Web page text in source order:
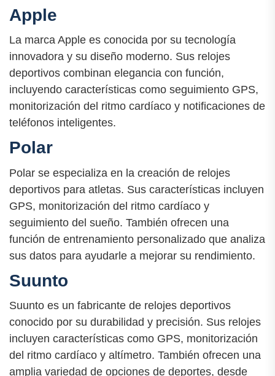
Apple
La marca Apple es conocida por su tecnología
innovadora y su diseño moderno. Sus relojes
deportivos combinan elegancia con función,
incluyendo características como seguimiento GPS,
monitorización del ritmo cardíaco y notificaciones de
teléfonos inteligentes.
Polar
Polar se especializa en la creación de relojes
deportivos para atletas. Sus características incluyen
GPS, monitorización del ritmo cardíaco y
seguimiento del sueño. También ofrecen una
función de entrenamiento personalizado que analiza
sus datos para ayudarle a mejorar su rendimiento.
Suunto
Suunto es un fabricante de relojes deportivos
conocido por su durabilidad y precisión. Sus relojes
incluyen características como GPS, monitorización
del ritmo cardíaco y altímetro. También ofrecen una
amplia variedad de opciones de deportes, desde